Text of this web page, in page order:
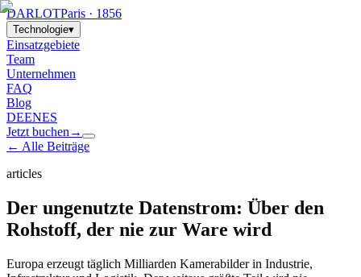
DARLOTParis · 1856
Technologie▾
Einsatzgebiete
Team
Unternehmen
FAQ
Blog
DEENES
Jetzt buchen →
← Alle Beiträge
articles
Der ungenutzte Datenstrom: Über den
Rohstoff, der nie zur Ware wird
Europa erzeugt täglich Milliarden Kamerabilder in Industrie,